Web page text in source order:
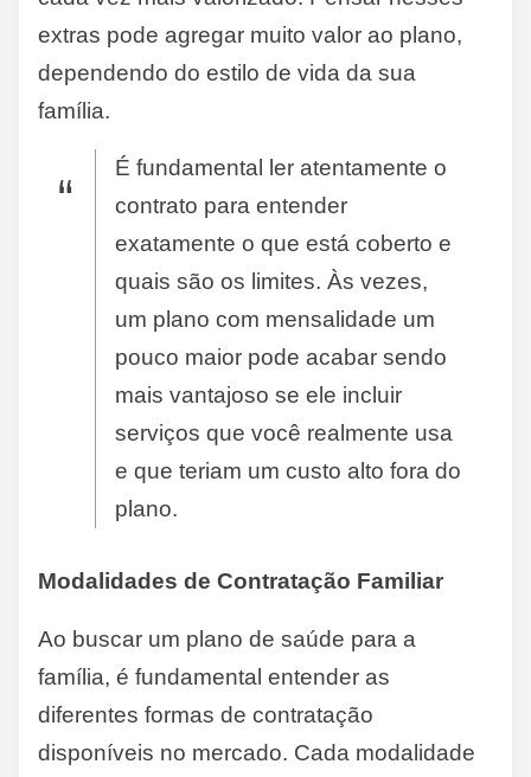
extras pode agregar muito valor ao plano,
dependendo do estilo de vida da sua
família.
É fundamental ler atentamente o
contrato para entender
exatamente o que está coberto e
quais são os limites. Às vezes,
um plano com mensalidade um
pouco maior pode acabar sendo
mais vantajoso se ele incluir
serviços que você realmente usa
e que teriam um custo alto fora do
plano.
Modalidades de Contratação Familiar
Ao buscar um plano de saúde para a
família, é fundamental entender as
diferentes formas de contratação
disponíveis no mercado. Cada modalidade